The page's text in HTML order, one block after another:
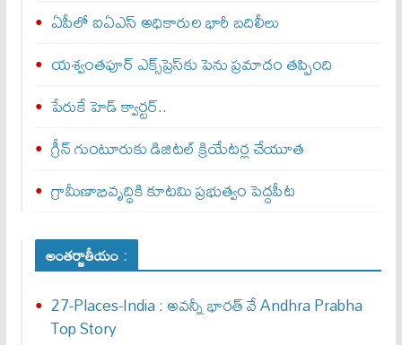
ఏపీలో ఐఏఎస్ అధికారుల భారీ బదిలీలు
యశ్వంతపూర్ ఎక్స్‌ప్రెస్‌కు పెను ప్రమాదం తప్పింది
పేరుకే హెడ్ క్వార్టర్..
గ్రీన్ గుంటూరుకు డిజిటల్ క్రియేటర్ల చేయూత
గ్రామీణాభివృద్ధికి కూటమి ప్రభుత్వం పెద్దపీట
అంతర్జాతీయం :
27-Places-India : అవ‌న్నీ భార‌త్ వే Andhra Prabha
Top Story